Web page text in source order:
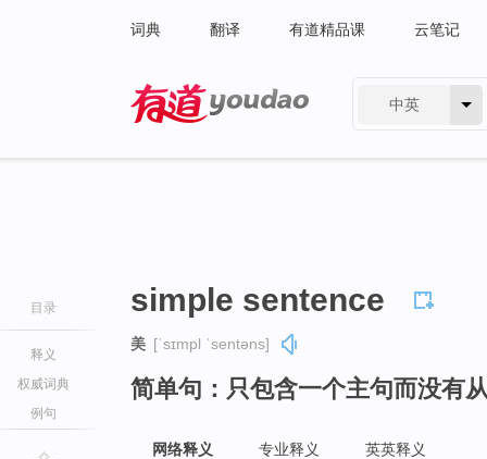
词典 翻译 有道精品课 云笔记
中英
目录
释义
权威词典
例句
simple sentence
美 [ˈsɪmpl ˈsentəns]
简单句：只包含一个主句而没有
网络释义 专业释义 英英释义